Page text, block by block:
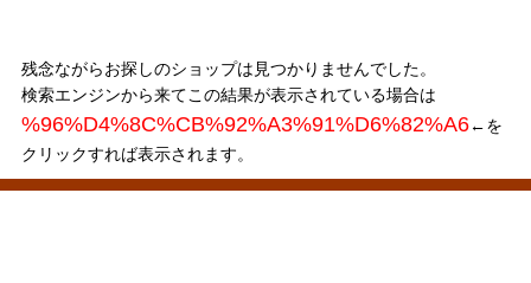
残念ながらお探しのショップは見つかりませんでした。
検索エンジンから来てこの結果が表示されている場合は
%96%D4%8C%CB%92%A3%91%D6%82%A6←を
クリックすれば表示されます。